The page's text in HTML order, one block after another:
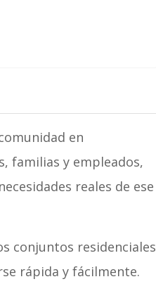
en
familias y empleados,
reales de ese
conjuntos residenciales
rápida y fácilmente.